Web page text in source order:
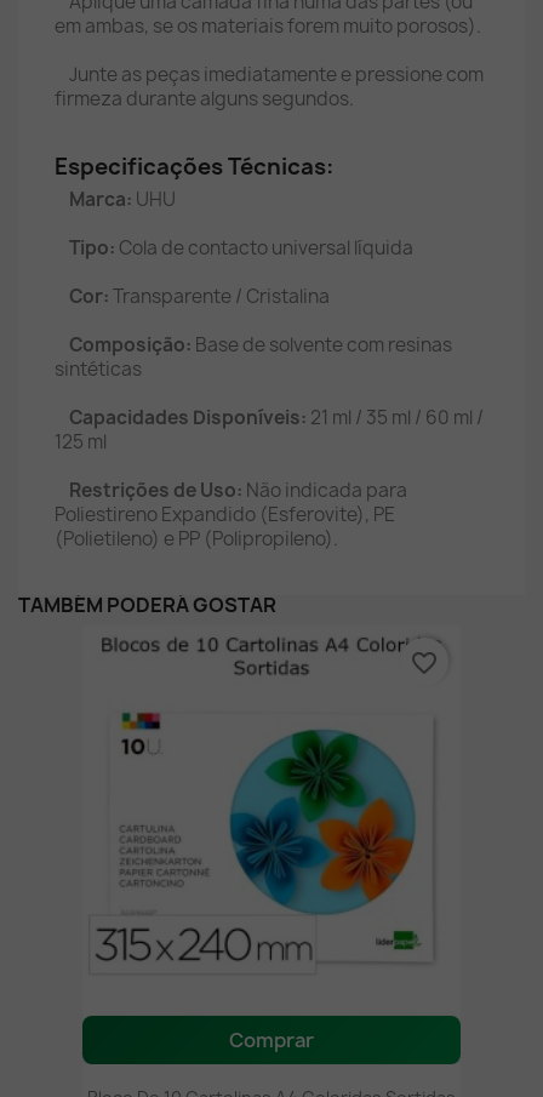
em ambas, se os materiais forem muito porosos).
Junte as peças imediatamente e pressione com
firmeza durante alguns segundos.
Especificações Técnicas:
Marca: UHU
Tipo: Cola de contacto universal líquida
Cor:Transparente / Cristalina
Composição: Base de solvente com resinas
sintéticas
Capacidades Disponíveis: 21 ml / 35 ml / 60 ml /
125 ml
Restrições de Uso: Não indicada para
Poliestireno Expandido (Esferovite), PE
(Polietileno) e PP (Polipropileno).
TAMBÉM PODERÁ GOSTAR
Comprar
favorite_border